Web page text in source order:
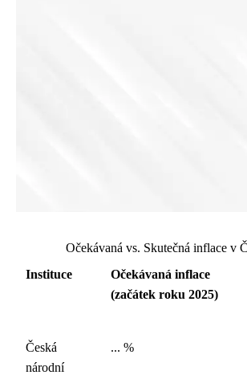
Očekávaná vs. Skutečná inflace v
Instituce
Očekávaná inflace
(začátek roku 2025)
Česká
národní
... %